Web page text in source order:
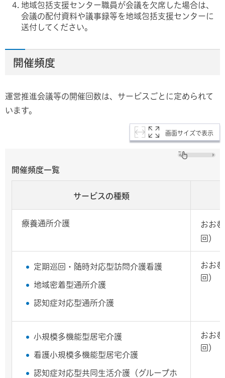
地域包括支援センター職員が会議を欠席した場合は、
会議の配付資料や議事録等を地域包括支援センターに
送付してください。
開催頻度
運営推進会議等の開催回数は、サービスごとに定められて
います。
画面サイズで表示
開催頻度一覧
サービスの種類
療養通所介護
おお
回）
定期巡回・随時対応型訪問介護看護
地域密着型通所介護
認知症対応型通所介護
おお
回）
小規模多機能型居宅介護
看護小規模多機能型居宅介護
認知症対応型共同生活介護（グループホ
おお
回）